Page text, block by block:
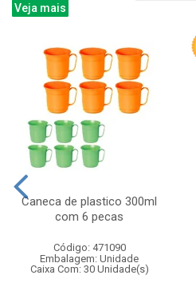
Veja mais
Caneca de plastico 300ml
com 6 pecas
Código: 471090
Embalagem: Unidade
Caixa Com: 30 Unidade(s)